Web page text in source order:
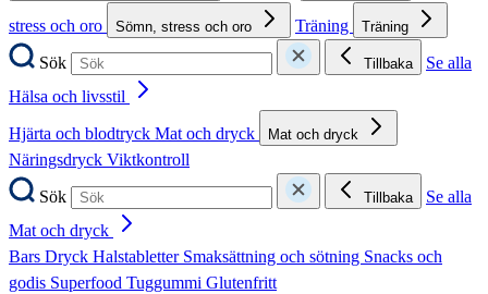
stress och oro
Sömn, stress och oro Träning Träning
Sök Tillbaka
Se alla
Hälsa och livsstil
Hjärta och blodtryck Mat och dryck Mat och dryck
Näringsdryck Viktkontroll
Sök
Tillbaka
Se alla
Mat och dryck
Bars Dryck Halstabletter Smaksättning och sötning Snacks och
godis Superfood Tuggummi Glutenfritt